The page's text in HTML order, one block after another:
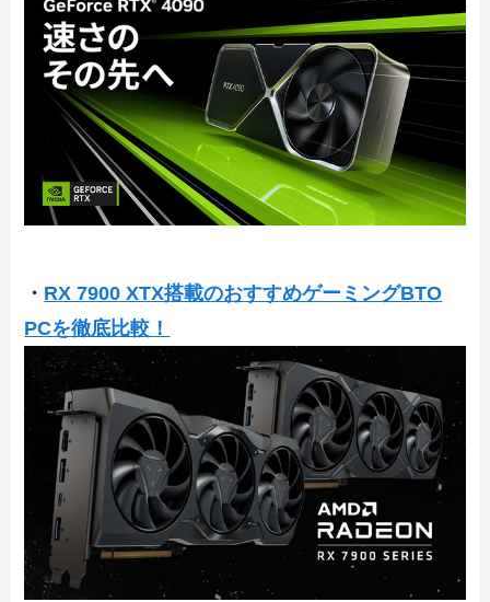
・ RX 7900 XTX搭載のおすすめゲーミングBTO
PCを徹底比較！